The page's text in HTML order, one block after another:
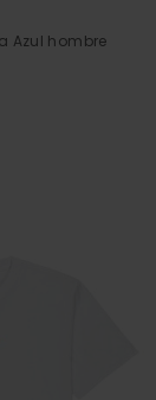
Azul hombre